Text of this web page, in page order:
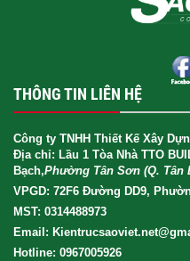
THÔNG TIN LIÊN HỆ
Công ty TNHH Thiết Kế Xây
Địa chỉ: Lầu 1 Tòa Nhà TTO
Bạch,Phường Tân Sơn (Q. Tân
VPGD: 72F6 Đường DD9,
MST: 0314488973
Email:
Hotline: 0967005926